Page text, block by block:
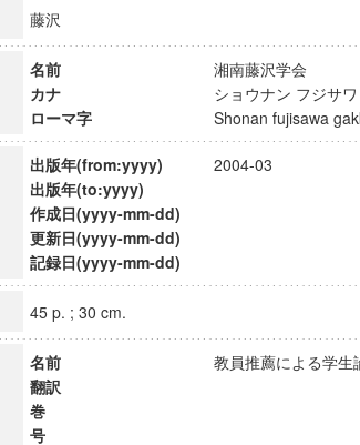
藤沢
名前
湘南藤沢学会
カナ
ショウナン フジサ
ローマ字
Shonan fujisawa
出版年(from:yyyy)
2004-03
出版年(to:yyyy)
作成日(yyyy-mm-dd)
更新日(yyyy-mm-dd)
記録日(yyyy-mm-dd)
45 p. ; 30 cm.
名前
教員推薦による学
翻訳
巻
号